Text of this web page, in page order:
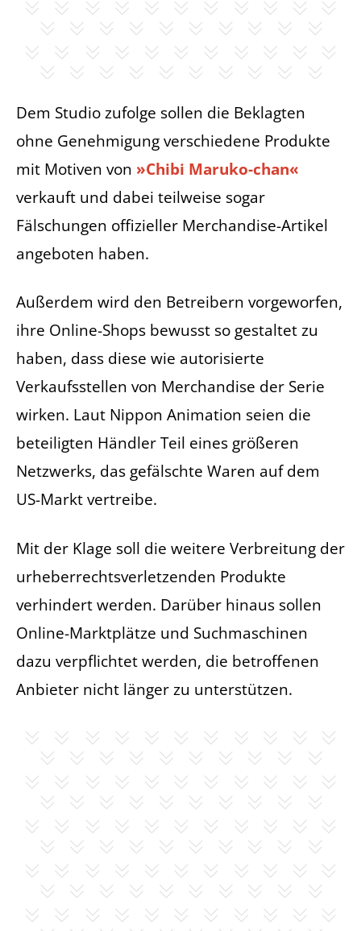
Dem Studio zufolge sollen die Beklagten
ohne Genehmigung verschiedene Produkte
mit Motiven von »Chibi Maruko-chan«
verkauft und dabei teilweise sogar
Fälschungen offizieller Merchandise-Artikel
angeboten haben.
Außerdem wird den Betreibern vorgeworfen,
ihre Online-Shops bewusst so gestaltet zu
haben, dass diese wie autorisierte
Verkaufsstellen von Merchandise der Serie
wirken. Laut Nippon Animation seien die
beteiligten Händler Teil eines größeren
Netzwerks, das gefälschte Waren auf dem
US-Markt vertreibe.
Mit der Klage soll die weitere Verbreitung der
urheberrechtsverletzenden Produkte
verhindert werden. Darüber hinaus sollen
Online-Marktplätze und Suchmaschinen
dazu verpflichtet werden, die betroffenen
Anbieter nicht länger zu unterstützen.